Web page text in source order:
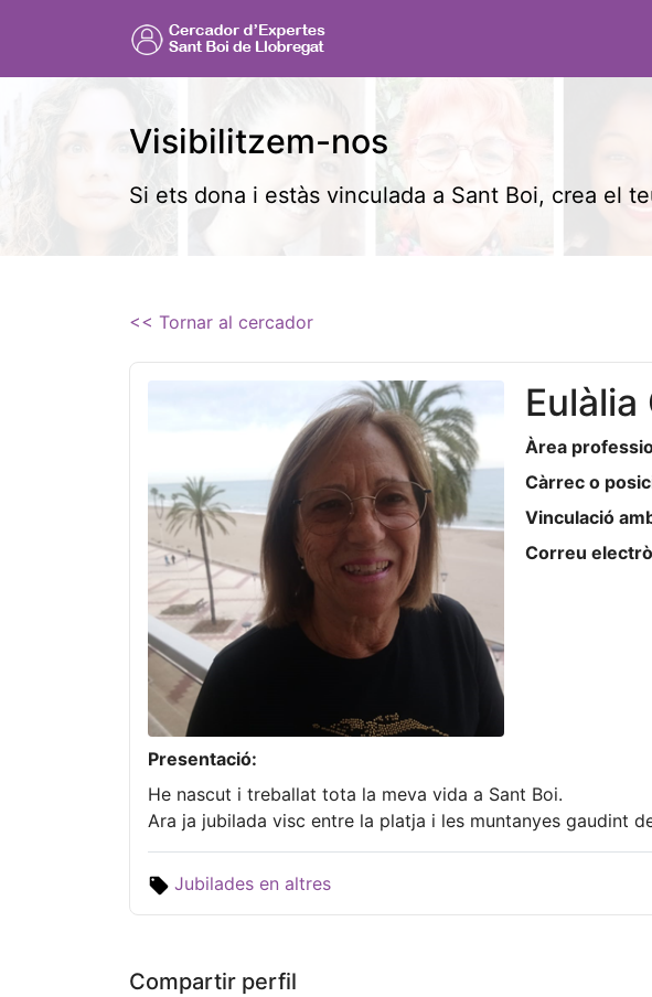
Visibilitzem-nos
Si ets dona i estàs vinculada a Sant Boi, crea el
<< Tornar al cercador
Eulàlia
Àrea
Càrrec o
Vinculació
Correu
Presentació:
He nascut i treballat tota la meva vida a Sant Boi.
Ara ja jubilada visc entre la platja i les muntanyes gaudint
Jubilades en altres
Compartir perfil